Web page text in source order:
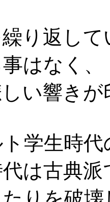
り返し
はなく、
い響き
学生時代
は古典